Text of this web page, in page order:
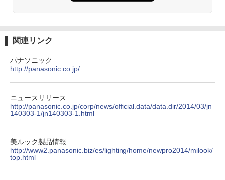
関連リンク
パナソニック
http://panasonic.co.jp/
ニュースリリース
http://panasonic.co.jp/corp/news/official.data/data.dir/2014/03/jn
140303-1/jn140303-1.html
美ルック製品情報
http://www2.panasonic.biz/es/lighting/home/newpro2014/milook/
top.html